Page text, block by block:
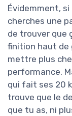
Évidemment,
cherches une
de trouver que
finition haut de
mettre plus
performance.
qui fait ses 20
trouve que le
que tu as, ni